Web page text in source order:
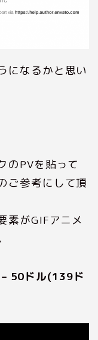
になるかと思い
のPVを貼って
ご参考にして頂
素がGIFアニメ
– 50ドル(139ド